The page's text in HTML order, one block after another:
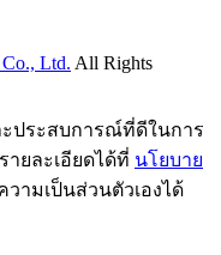
Ltd. All Rights
ประสบการณ์ที่ดีในการ
ยละเอียดได้ที่ นโยบาย
ามเป็นส่วนตัวเองได้